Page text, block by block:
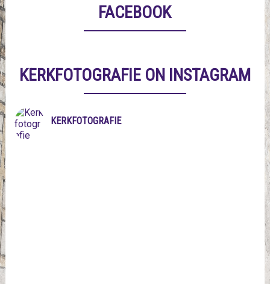
FACEBOOK
KERKFOTOGRAFIE ON INSTAGRAM
KERKFOTOGRAFIE